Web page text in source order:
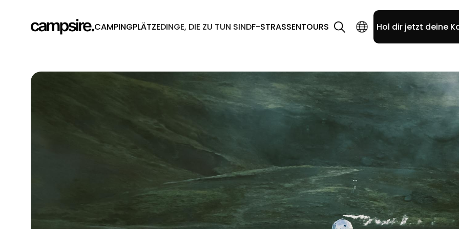
CAMPINGPLÄTZEDINGE, DIE ZU TUN SINDF-STRASSEN TOURS Hol dir jetzt deine